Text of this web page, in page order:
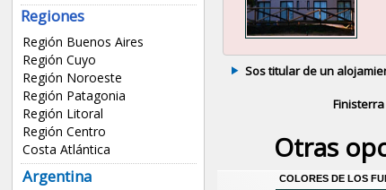
Regiones
Región Buenos Aires
Región Cuyo
Región Noroeste
Región Patagonia
Región Litoral
Región Centro
Costa Atlántica
Argentina
Sos titular de un
Otras
COLORES DE LOS